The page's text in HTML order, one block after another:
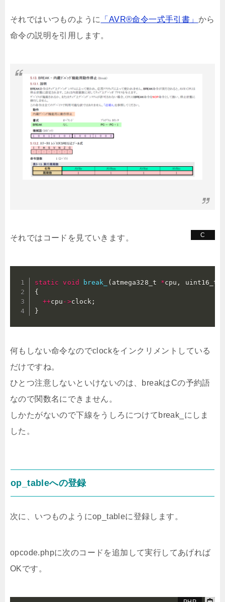
それではいつものように 「AVR®命令一式手引書」 から
命令の説明を引用します。
それではコードを見ていきます。
static void break_ ( atmega328_t *cpu ,
uint16_t
{
++cpu ->clock ;
}
何もしない命令なのでclockをインクリメントしている
だけですね。
ひとつ注意しないといけないのは、breakはCの予約語
なので関数名にできません。
しかたがないので下線をうしろにつけてbreak_にしま
した。
op_tableへの登録
次に、いつものようにop_tableに登録します。
opcode.phpに次のコードを追加して実行してあげれば
OKです。